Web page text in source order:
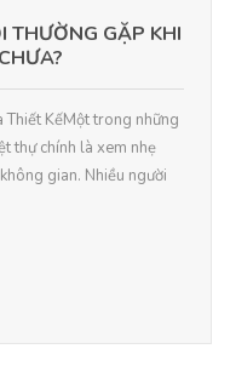
THƯỜNG GẶP KHI
Thiết KếMột trong những
thự chính là xem nhẹ
gian. Nhiều người